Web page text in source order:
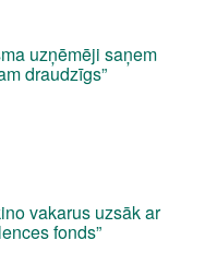
uzņēmēji saņem
draudzīgs”
vakarus uzsāk ar
fonds”